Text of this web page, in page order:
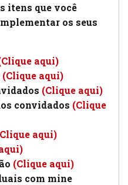
itens que você
os seus
aqui)
(Clique aqui)
(Clique aqui)
convidados (Clique
aqui)
(Clique aqui)
com mine